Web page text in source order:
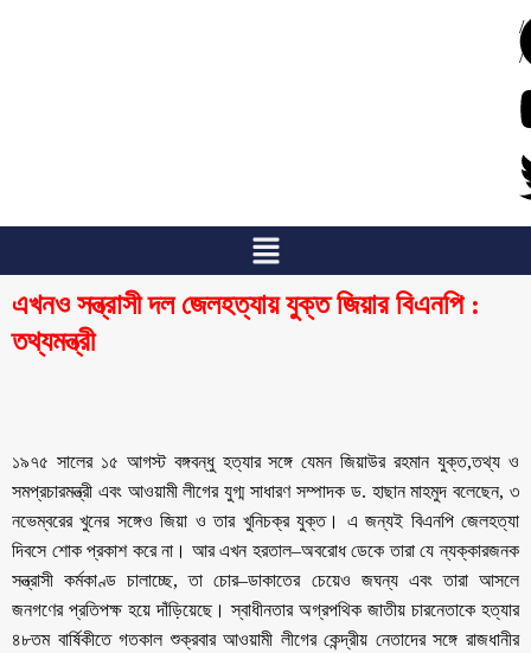
/
/
এখনও সন্ত্রাসী দল জেলহত্যায় যুক্ত জিয়ার বিএনপি :
তথ্যমন্ত্রী
১৯৭৫ সালের ১৫ আগস্ট বঙ্গবন্ধু হত্যার সঙ্গে যেমন জিয়াউর রহমান যুক্ত,তথ্য ও
সমপ্রচারমন্ত্রী এবং আওয়ামী লীগের যুগ্ম সাধারণ সম্পাদক ড. হাছান মাহমুদ বলেছেন, ৩
নভেম্বরের খুনের সঙ্গেও জিয়া ও তার খুনিচক্র যুক্ত। এ জন্যই বিএনপি জেলহত্যা
দিবসে শোক প্রকাশ করে না। আর এখন হরতাল–অবরোধ ডেকে তারা যে ন্যক্কারজনক
সন্ত্রাসী কর্মকাণ্ড চালাচ্ছে, তা চোর–ডাকাতের চেয়েও জঘন্য এবং তারা আসলে
জনগণের প্রতিপক্ষ হয়ে দাঁড়িয়েছে। স্বাধীনতার অগ্রপথিক জাতীয় চারনেতাকে হত্যার
৪৮তম বার্ষিকীতে গতকাল শুক্রবার আওয়ামী লীগের কেন্দ্রীয় নেতাদের সঙ্গে রাজধানীর